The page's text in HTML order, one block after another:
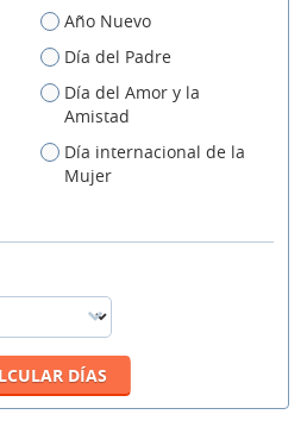
Año Nuevo
Día del Padre
Día del Amor y la
Amistad
Día internacional de la
Mujer